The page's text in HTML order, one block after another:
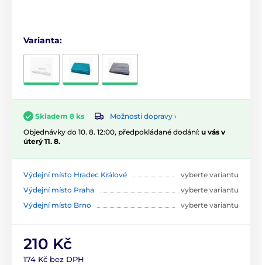
Varianta:
Skladem 8 ks
Možnosti dopravy ›
Objednávky do 10. 8. 12:00, předpokládané dodání: u vás v
úterý 11. 8.
Výdejní místo Hradec Králové
vyberte variantu
Výdejní místo Praha
vyberte variantu
Výdejní místo Brno
vyberte variantu
210 Kč
174 Kč bez DPH